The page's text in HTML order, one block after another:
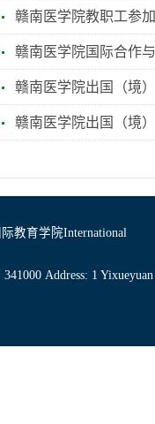
赣南医学院教职工参
赣南医学院国际合作
赣南医学院出国（境
赣南医学院出国（境
教育学院International
Address: 1 Yixueyuan